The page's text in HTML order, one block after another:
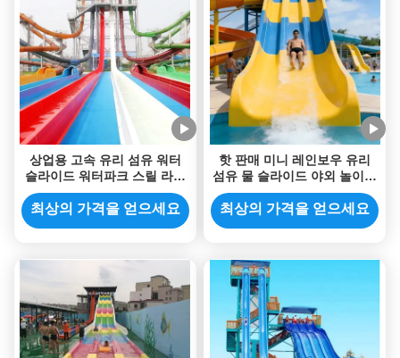
상업용 고속 유리 섬유 워터
슬라이드 워터파크 스릴 라이
드 레이싱 슬라이드 내구성,
과도한 사용에 적합
최상의 가격을 얻으세요
핫 판매 미니 레인보우 유리
섬유 물 슬라이드 야외 놀이터
수영장용 상업용 ISO
최상의 가격을 얻으세요